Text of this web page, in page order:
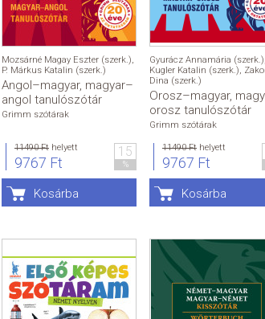
Mozsárné Magay Eszter (szerk.),
P. Márkus Katalin (szerk.)
Angol–magyar, magyar–
angol tanulószótár
Grimm szótárak
11490 Ft helyett
9767 Ft
15
%
Kosárba
Gyurácz Annamária (szerk.)
Kugler Katalin (szerk.),
Dina (szerk.)
Orosz–magyar,
orosz tanulószótár
Grimm szótárak
11490 Ft helyett
9767 Ft
Kosárba